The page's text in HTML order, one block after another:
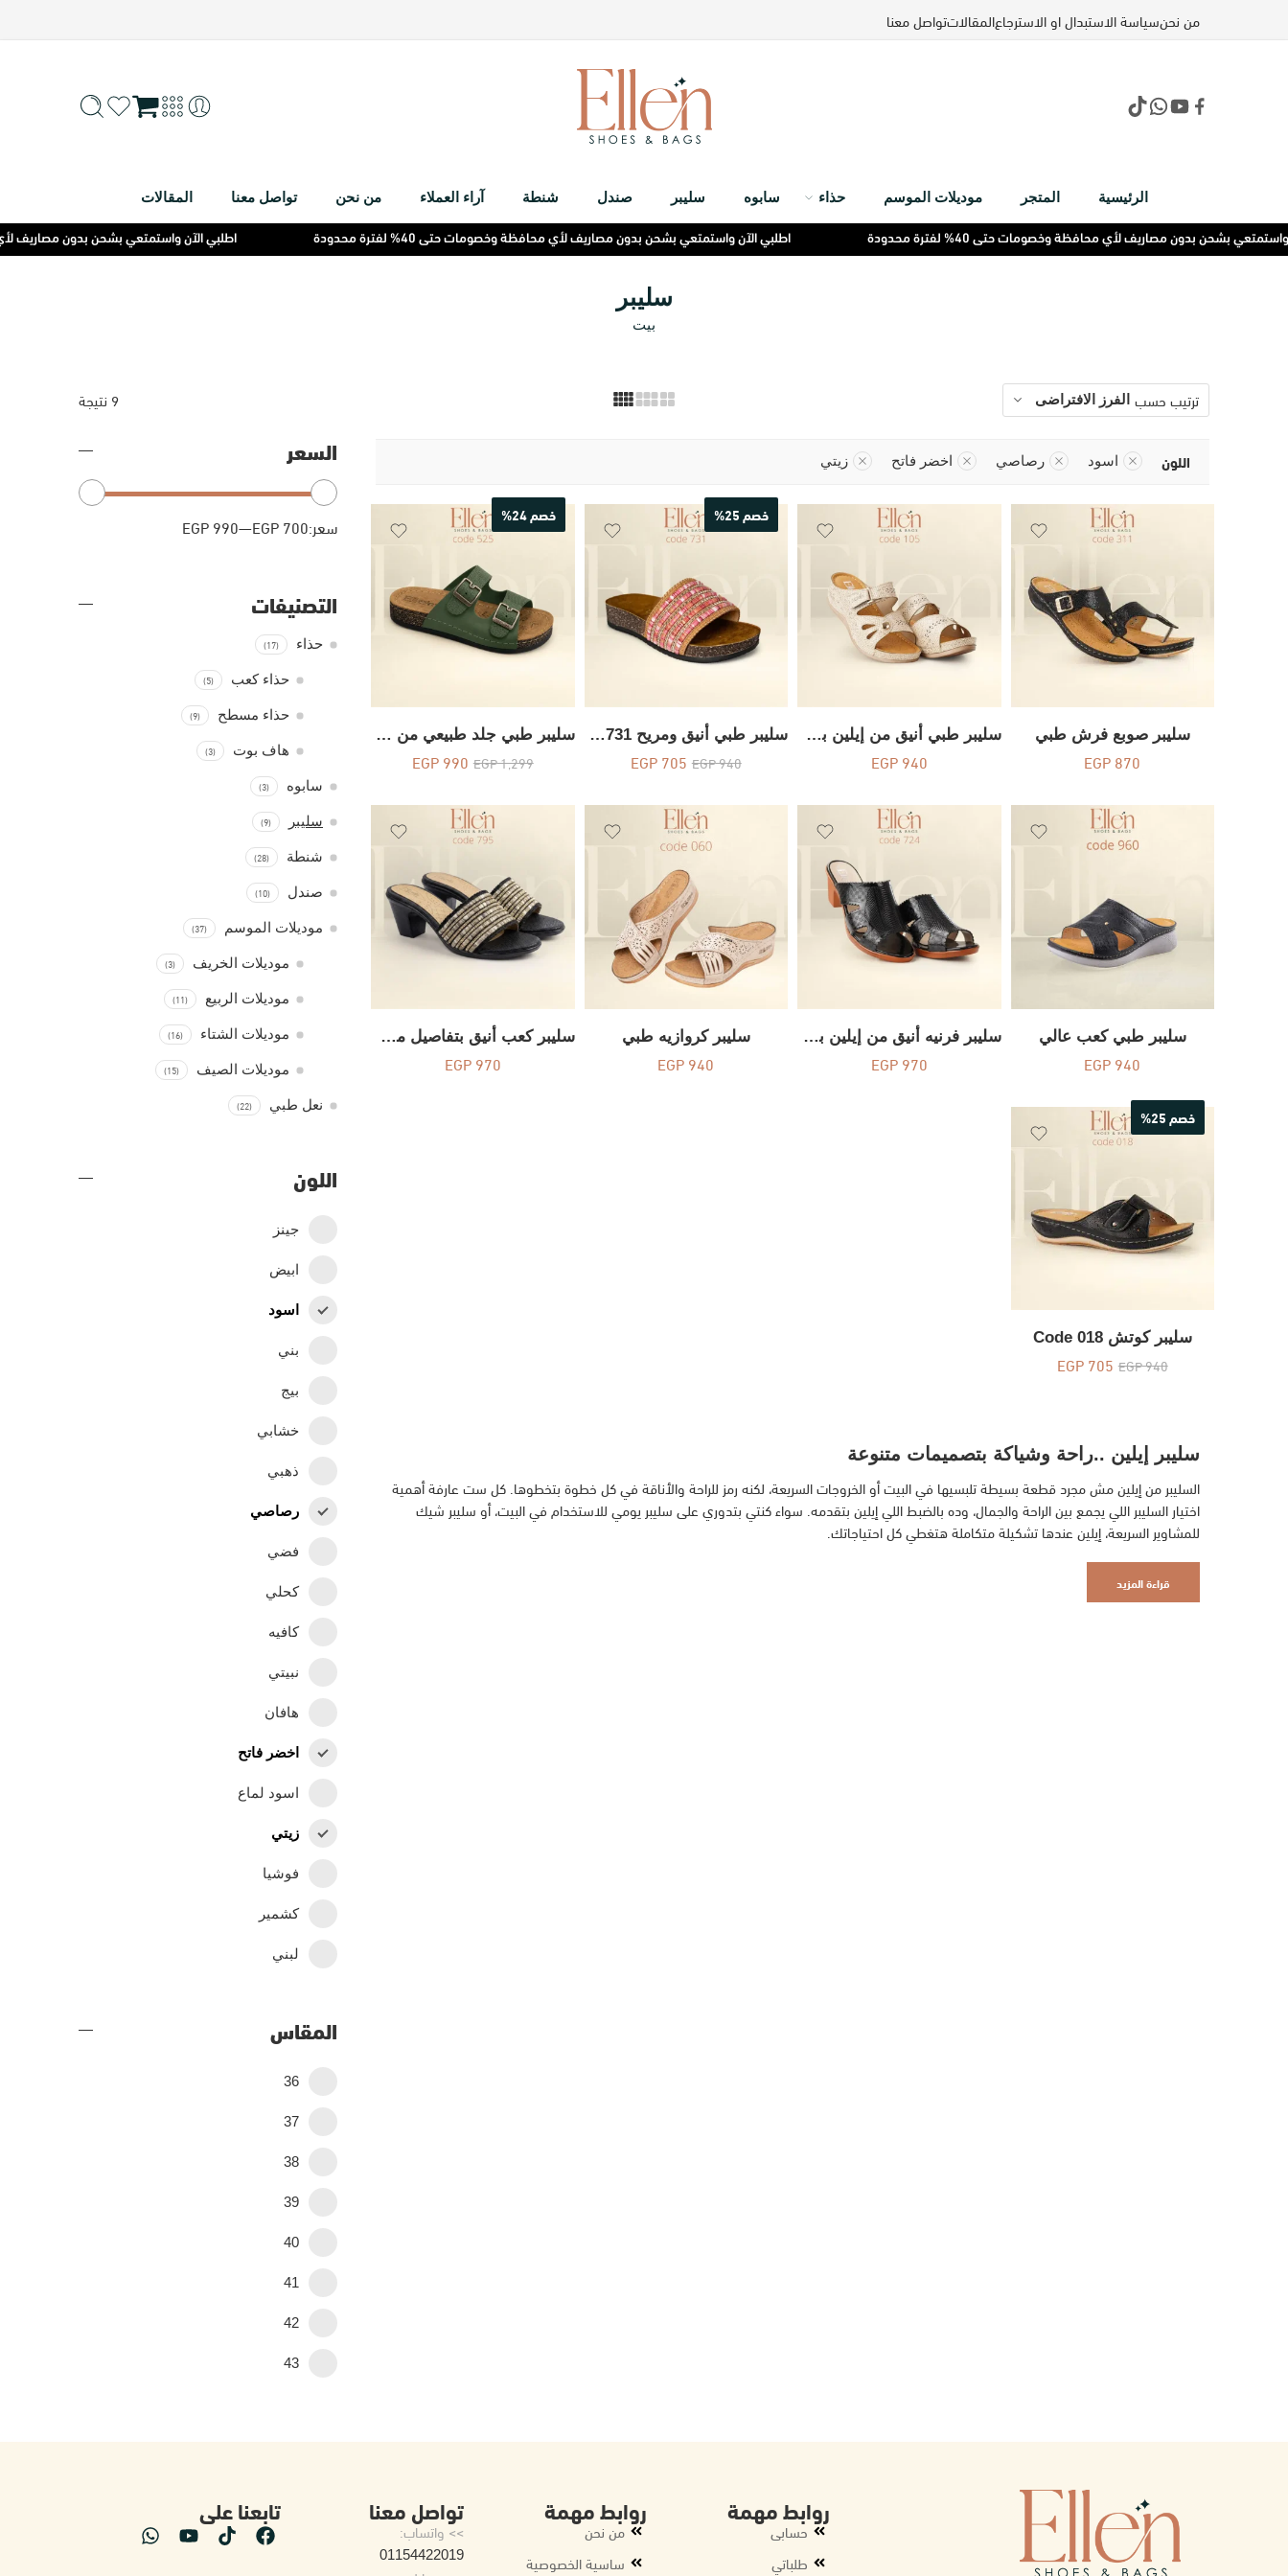
من نحنسياسة الاستبدال او الاسترجاعالمقالاتتواصل معنا
الرئيسية المتجر موديلات الموسم حذاء سابوه سليبر صندل شنطة آراء العملاء من نحن تواصل معنا المقالات
بشحن بدون مصاريف لأي محافظة وخصومات حتى 40% لفترة محدودة اطلبي الآن واستمتعي بشحن بدون مصاريف لأي محافظة وخصومات حتى 40% لفترة محدودة اطلبي الآن واستمتعي بشحن بدون مصاريف لأي محافظة
سليبر
بيت
9 نتيجة ترتيب حسب الفرز الافتراضى
اللون اسود رصاصي اخضر فاتح زيتي
سليبر صوبع فرش طبي
EGP870
سليبر طبي أنيق من إيلين بكعب 5 سم – كود 105
EGP940
خصم 25%
سليبر طبي أنيق ومريح Code731
EGP940
EGP705
خصم 24%
سليبر طبي جلد طبيعي من إيلين – كود 525
EGP1,299
EGP990
سليبر طبي كعب عالي
EGP940
سليبر فرنيه أنيق من إيلين بكعب 5 سم – كود 724
EGP970
سليبر كروازيه طبي
EGP940
سليبر كعب أنيق بتفاصيل مطرزة ولمسة فخمة للوكك اليومي – كود 795
EGP970
خصم 25%
سليبر كوتش Code 018
EGP940
EGP705
سليبر إيلين ..راحة وشياكة بتصميمات متنوعة
السليبر من إيلين مش مجرد قطعة بسيطة تلبسيها في البيت أو الخروجات السريعة، لكنه رمز للراحة والأناقة في كل خطوة بتخطوها. كل ست عارفة أهمية
اختيار السليبر اللي يجمع بين الراحة والجمال، وده بالضبط اللي إيلين بتقدمه. سواء كنتي بتدوري على سليبر يومي للاستخدام في البيت، أو سليبر شيك
للمشاوير السريعة، إيلين عندها تشكيلة متكاملة هتغطي كل احتياجاتك.
قراءة المزيد
السعر
سعر:EGP 700
—
EGP 990
التصنيفات
حذاء (17)
حذاء كعب (5)
حذاء مسطح (9)
هاف بوت (3)
سابوه (3)
سليبر (9)
شنطة (28)
صندل (10)
موديلات الموسم (37)
موديلات الخريف (3)
موديلات الربيع (11)
موديلات الشتاء (16)
موديلات الصيف (15)
نعل طبي (22)
اللون
جينز
ابيض
اسود
بني
بيج
خشابي
ذهبي
رصاصي
فضي
كحلي
كافيه
نبيتي
هافان
اخضر فاتح
اسود لماع
زيتي
فوشيا
كشمير
لبني
المقاس
36
37
38
39
40
41
42
43
روابط مهمة
حسابى
طلباتي
روابط مهمة
من نحن
ساسية الخصوصية
تواصل معنا
>> واتساب:
01154422019
تابعنا على